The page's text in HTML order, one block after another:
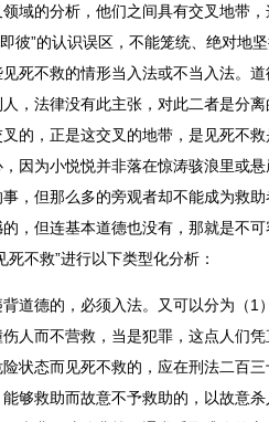
域的分析，他们之间具有交叉地带
彼”的认识误区，不能笼统、绝对地
死不救的情形当入法或不当入法。道
，法律没有此主张，对此二者是分离
的，正是这交叉的地带，是见死不
因为小悦悦并非落在惊涛骇浪里或
，但那么多的旁观者却不能成为救
，但连基本道德也没有，那就是不可
不救”进行以下类型化分析：
道德的，必须入法。又可以分为（1
人而不营救，当是犯罪，这点人们凭
状态而见死不救的，应在刑法二百
够救助而故意不予救助的，以故意